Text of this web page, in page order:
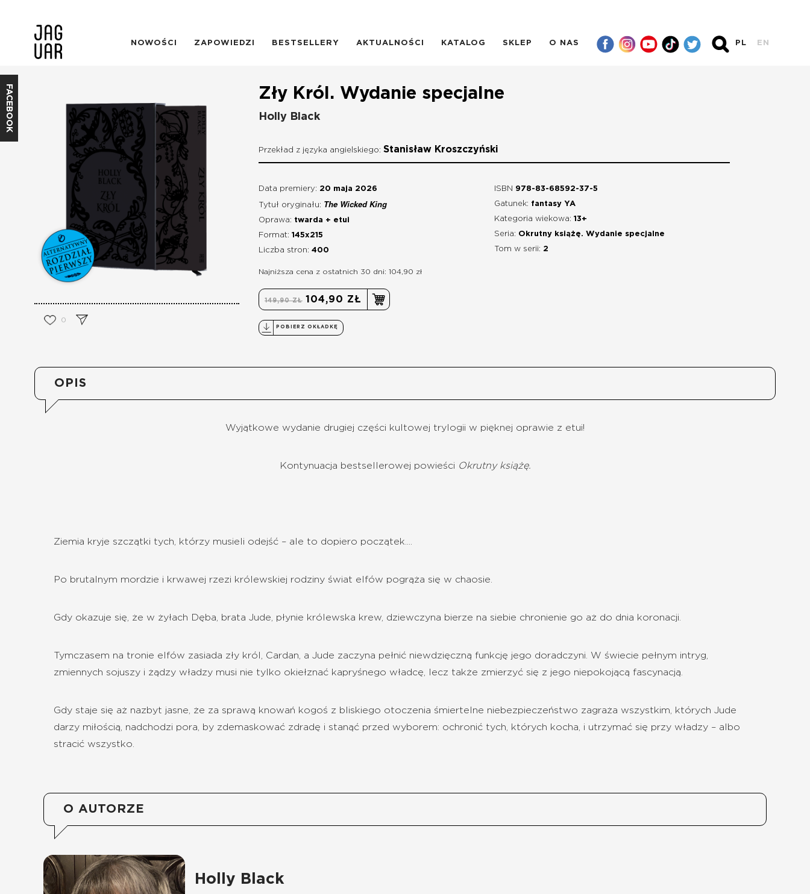
NOWOŚCI ZAPOWIEDZI BESTSELLERY AKTUALNOŚCI KATALOG SKLEP O NAS PL EN
FACEBOOK
0
Zły Król. Wydanie specjalne
Holly Black
Przekład z języka angielskiego: Stanisław Kroszczyński
Data premiery: 20 maja 2026
Tytuł oryginału: The Wicked King
Oprawa: twarda + etui
Format: 145x215
Liczba stron: 400
ISBN 978-83-68592-37-5
Gatunek: fantasy YA
Kategoria wiekowa: 13+
Seria: Okrutny książę. Wydanie specjalne
Tom w serii: 2
Najniższa cena z ostatnich 30 dni: 104,90 zł
149,90 ZŁ 104,90 ZŁ
POBIERZ OKŁADKĘ
OPIS
Wyjątkowe wydanie drugiej części kultowej trylogii w pięknej oprawie z etui!
Kontynuacja bestsellerowej powieści Okrutny książę.
Ziemia kryje szczątki tych, którzy musieli odejść – ale to dopiero początek....
Po brutalnym mordzie i krwawej rzezi królewskiej rodziny świat elfów pogrąża się w chaosie.
Gdy okazuje się, że w żyłach Dęba, brata Jude, płynie królewska krew, dziewczyna bierze na siebie chronienie go aż do dnia koronacji.
Tymczasem na tronie elfów zasiada zły król, Cardan, a Jude zaczyna pełnić niewdzięczną funkcję jego doradczyni. W świecie pełnym intryg,
zmiennych sojuszy i żądzy władzy musi nie tylko okiełznać kapryśnego władcę, lecz także zmierzyć się z jego niepokojącą fascynacją.
Gdy staje się aż nazbyt jasne, że za sprawą knowań kogoś z bliskiego otoczenia śmiertelne niebezpieczeństwo zagraża wszystkim, których Jude
darzy miłością, nadchodzi pora, by zdemaskować zdradę i stanąć przed wyborem: ochronić tych, których kocha, i utrzymać się przy władzy – albo
stracić wszystko.
O AUTORZE
Holly Black